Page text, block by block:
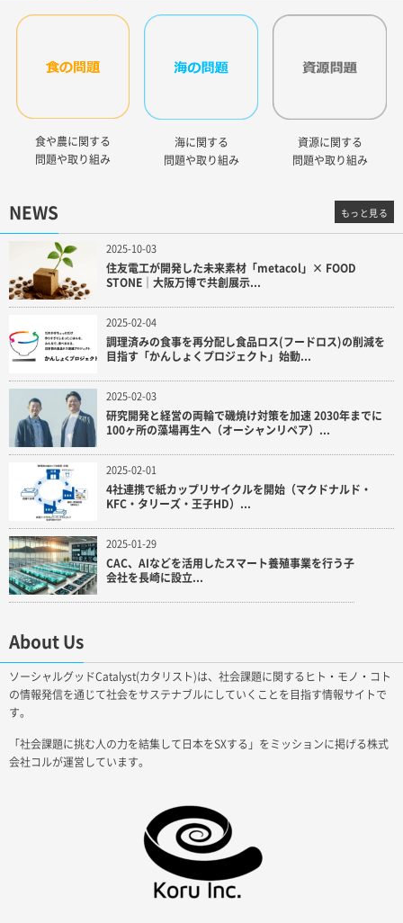
食や農に関する
問題や取り組み
海に関する
問題や取り組み
資源に関する
問題や取り組み
NEWS
2025-10-03
住友電工が開発した未来素材「metacol」× FOOD
STONE｜大阪万博で共創展示...
2025-02-04
調理済みの食事を再分配し食品ロス(フードロス)の削減を
目指す「かんしょくプロジェクト」始動...
2025-02-03
研究開発と経営の両輪で磯焼け対策を加速 2030年までに
100ヶ所の藻場再生へ（オーシャンリペア）...
2025-02-01
4社連携で紙カップリサイクルを開始（マクドナルド・
KFC・タリーズ・王子HD）...
2025-01-29
CAC、AIなどを活用したスマート養殖事業を行う子
会社を長崎に設立...
もっと見る
About Us
ソーシャルグッドCatalyst(カタリスト)は、社会課題に関するヒト・モノ・コト
の情報発信を通じて社会をサステナブルにしていくことを目指す情報サイトで
す。
「社会課題に挑む人の力を結集して日本をSXする」をミッションに掲げる株式
会社コルが運営しています。